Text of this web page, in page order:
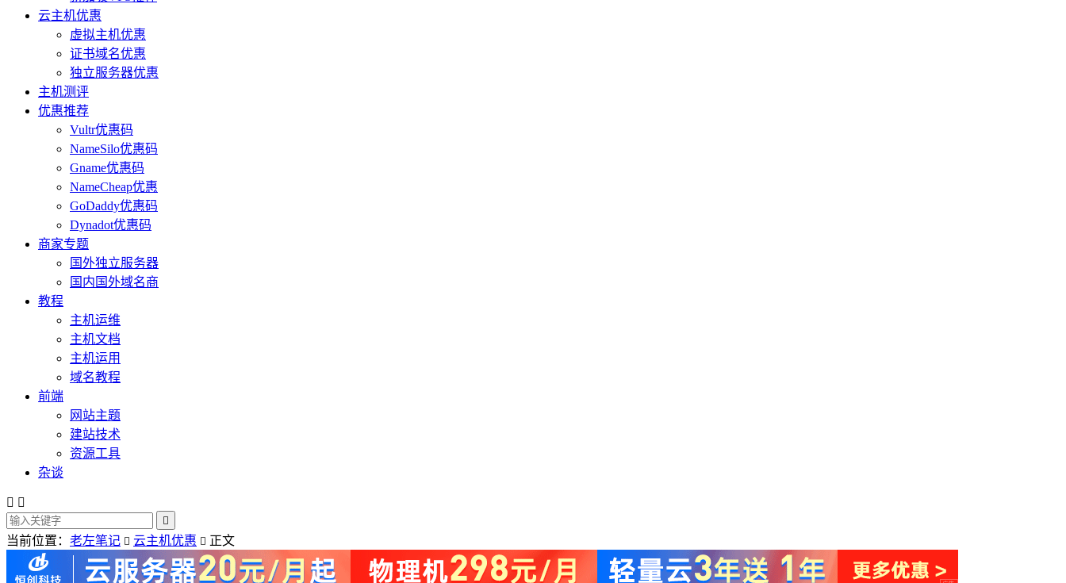
云主机优惠
虚拟主机优惠
证书域名优惠
独立服务器优惠
主机测评
优惠推荐
Vultr优惠码
NameSilo优惠码
Gname优惠码
NameCheap优惠
GoDaddy优惠码
Dynadot优惠码
商家专题
国外独立服务器
国内国外域名商
教程
主机运维
主机文档
主机运用
域名教程
前端
网站主题
建站技术
资源工具
杂谈
 

当前位置： 老左笔记  云主机优惠  正文